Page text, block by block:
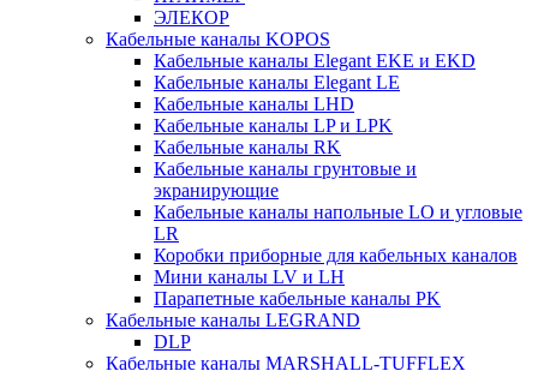
ЭЛЕКОР
Кабельные каналы KOPOS
Кабельные каналы Elegant EKE и EKD
Кабельные каналы Elegant LE
Кабельные каналы LHD
Кабельные каналы LP и LPK
Кабельные каналы RK
Кабельные каналы грунтовые и
экранирующие
Кабельные каналы напольные LO и угловые
LR
Коробки приборные для кабельных каналов
Мини каналы LV и LH
Парапетные кабельные каналы PK
Кабельные каналы LEGRAND
DLP
Кабельные каналы MARSHALL-TUFFLEX